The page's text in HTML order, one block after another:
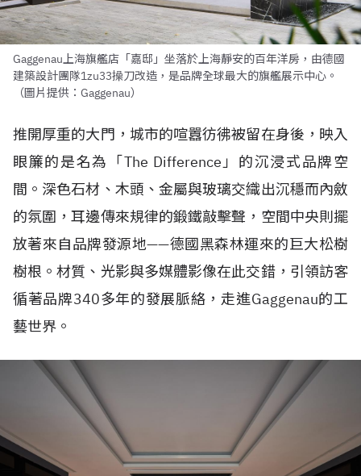
Gaggenau上海旗艦店「嘉邸」坐落於上海靜安的百年洋房，由德國
建築設計團隊1zu33操刀改造，是品牌全球最大的旗艦展示中心。
（圖片提供：Gaggenau）
推開厚重的大門，城市的喧囂彷彿被留在身後，映入
眼簾的是名為「The Difference」的沉浸式品牌空
間。深色石材、木頭、金屬與玻璃交織出沉穩而內斂
的氛圍，耳邊傳來規律的鍛鐵敲擊聲，空間中央則擺
放著來自品牌發源地——德國黑森林運來的巨大松樹
樹根。材質、光影與多媒體影像在此交錯，引領訪客
循著品牌340多年的發展脈絡，走進Gaggenau的工
藝世界。